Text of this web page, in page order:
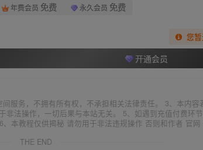
年费会员 免费 永久会员 免费
您
开通会员
服务，不拥有所有权，不承担相关法律责任。 3、本内容
法操作，一切后果与本站无关。 5、如遇到充值付费环
本教程仅供揭秘 请勿用于非法违规操作 否则和作者 官网
THE END